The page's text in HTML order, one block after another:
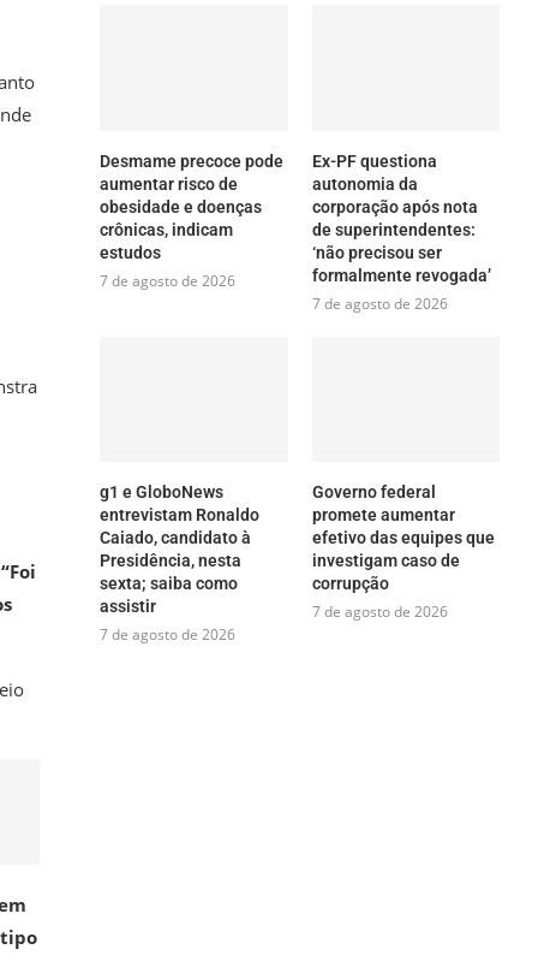
“Foi
tipo
Desmame precoce pode
aumentar risco de
obesidade e doenças
crônicas, indicam
estudos
7 de agosto de 2026
Ex-PF questiona
autonomia da
corporação após nota
de superintendentes:
‘não precisou ser
formalmente revogada’
7 de agosto de 2026
g1 e GloboNews
entrevistam Ronaldo
Caiado, candidato à
Presidência, nesta
sexta; saiba como
assistir
7 de agosto de 2026
Governo federal
promete aumentar
efetivo das equipes que
investigam caso de
corrupção
7 de agosto de 2026